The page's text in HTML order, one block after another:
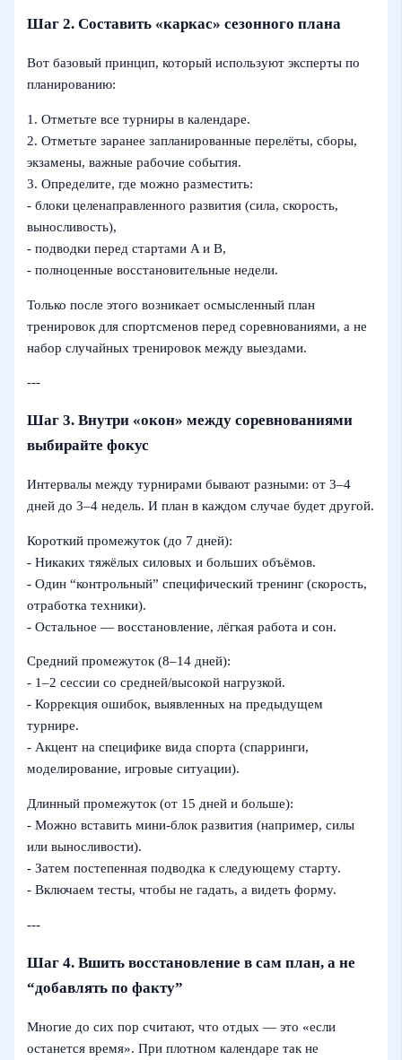
Шаг 2. Составить «каркас» сезонного плана
Вот базовый принцип, который используют эксперты по
планированию:
1. Отметьте все турниры в календаре.
2. Отметьте заранее запланированные перелёты, сборы,
экзамены, важные рабочие события.
3. Определите, где можно разместить:
- блоки целенаправленного развития (сила, скорость,
выносливость),
- подводки перед стартами A и B,
- полноценные восстановительные недели.
Только после этого возникает осмысленный план
тренировок для спортсменов перед соревнованиями, а не
набор случайных тренировок между выездами.
---
Шаг 3. Внутри «окон» между соревнованиями
выбирайте фокус
Интервалы между турнирами бывают разными: от 3–4
дней до 3–4 недель. И план в каждом случае будет другой.
Короткий промежуток (до 7 дней):
- Никаких тяжёлых силовых и больших объёмов.
- Один “контрольный” специфический тренинг (скорость,
отработка техники).
- Остальное — восстановление, лёгкая работа и сон.
Средний промежуток (8–14 дней):
- 1–2 сессии со средней/высокой нагрузкой.
- Коррекция ошибок, выявленных на предыдущем
турнире.
- Акцент на специфике вида спорта (спарринги,
моделирование, игровые ситуации).
Длинный промежуток (от 15 дней и больше):
- Можно вставить мини-блок развития (например, силы
или выносливости).
- Затем постепенная подводка к следующему старту.
- Включаем тесты, чтобы не гадать, а видеть форму.
---
Шаг 4. Вшить восстановление в сам план, а не
“добавлять по факту”
Многие до сих пор считают, что отдых — это «если
останется время». При плотном календаре так не